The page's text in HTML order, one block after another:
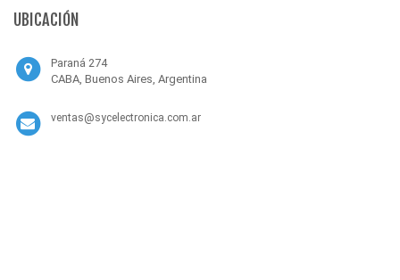
UBICACIÓN
Paraná 274
CABA, Buenos Aires, Argentina
ventas@sycelectronica.com.ar